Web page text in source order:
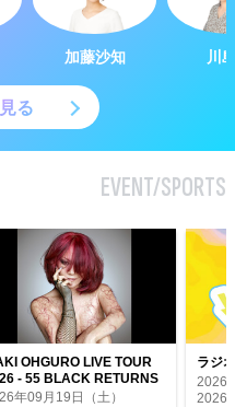
加藤沙知 川
る
EVENT/SPORTS
OHGURO LIVE TOUR
- 55 BLACK RETURNS
年09月19日（土）
ラジ
2026
2026